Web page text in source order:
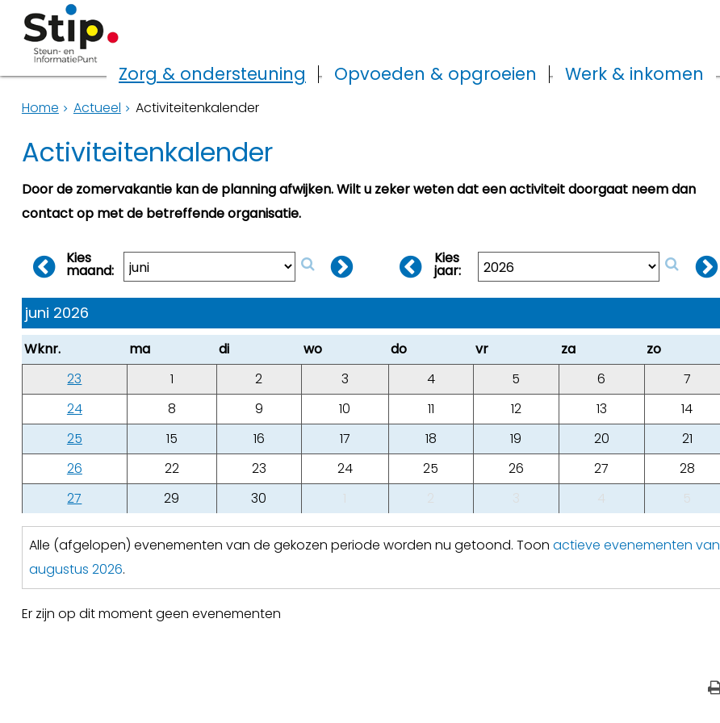
Zorg & ondersteuning Opvoeden & opgroeien Werk & inkomen
Home Actueel Activiteitenkalender
Activiteitenkalender
Door de zomervakantie kan de planning afwijken. Wilt u zeker weten dat een activiteit doorgaat neem dan
contact op met de betreffende organisatie.
Kies
maand:
Kies
jaar:
juni 2026
Wknr. ma di wo do vr za
zo
23
1 2 3 4 5 6
7
24
8 9 10 11 12 13
14
25
15 16 17 18 19 20
21
26
22 23 24 25 26 27
28
27
29 30 1 2 3 4 5
Alle (afgelopen) evenementen van de gekozen periode worden nu getoond. Toon actieve evenementen van
augustus 2026.
Er zijn op dit moment geen evenementen